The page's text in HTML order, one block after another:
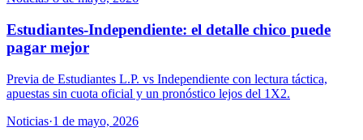
Estudiantes-Independiente: el detalle chico puede
pagar mejor
Previa de Estudiantes L.P. vs Independiente con lectura táctica,
apuestas sin cuota oficial y un pronóstico lejos del 1X2.
Noticias·1 de mayo, 2026